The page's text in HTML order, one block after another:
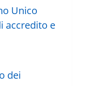
Unico
accredito e